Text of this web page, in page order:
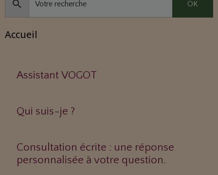
OK
Accueil
Assistant VOGOT
Qui suis-je ?
Consultation écrite : une réponse
personnalisée à votre question.